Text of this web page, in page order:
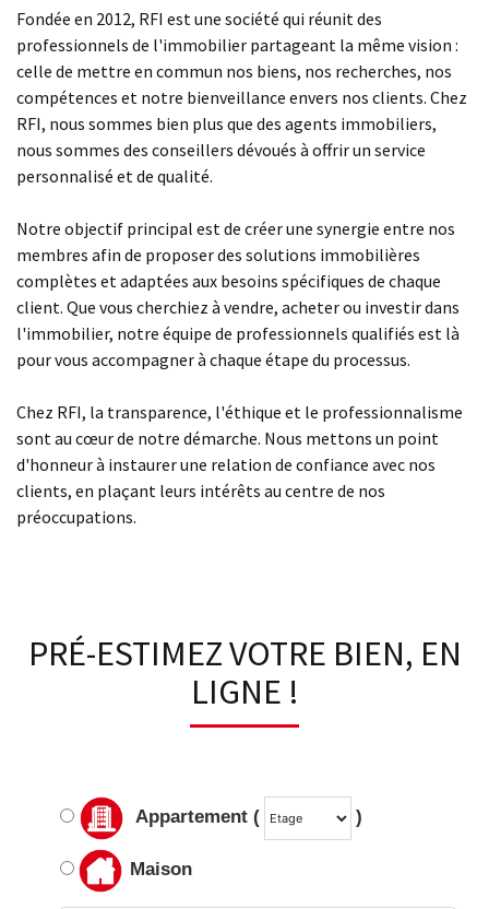
Fondée en 2012, RFI est une société qui réunit des
professionnels de l'immobilier partageant la même vision :
celle de mettre en commun nos biens, nos recherches, nos
compétences et notre bienveillance envers nos clients. Chez
RFI, nous sommes bien plus que des agents immobiliers,
nous sommes des conseillers dévoués à offrir un service
personnalisé et de qualité.
Notre objectif principal est de créer une synergie entre nos
membres afin de proposer des solutions immobilières
complètes et adaptées aux besoins spécifiques de chaque
client. Que vous cherchiez à vendre, acheter ou investir dans
l'immobilier, notre équipe de professionnels qualifiés est là
pour vous accompagner à chaque étape du processus.
Chez RFI, la transparence, l'éthique et le professionnalisme
sont au cœur de notre démarche. Nous mettons un point
d'honneur à instaurer une relation de confiance avec nos
clients, en plaçant leurs intérêts au centre de nos
préoccupations.
PRÉ-ESTIMEZ VOTRE BIEN, EN
LIGNE !
Appartement ( )
Maison